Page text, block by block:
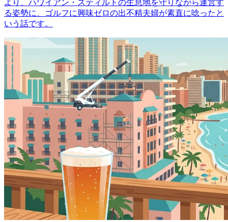
より、ハワイアン・スティルトの生息地を守りながら運営す
る姿勢に、ゴルフに興味ゼロの出不精夫婦が素直に唸ったと
いう話です。